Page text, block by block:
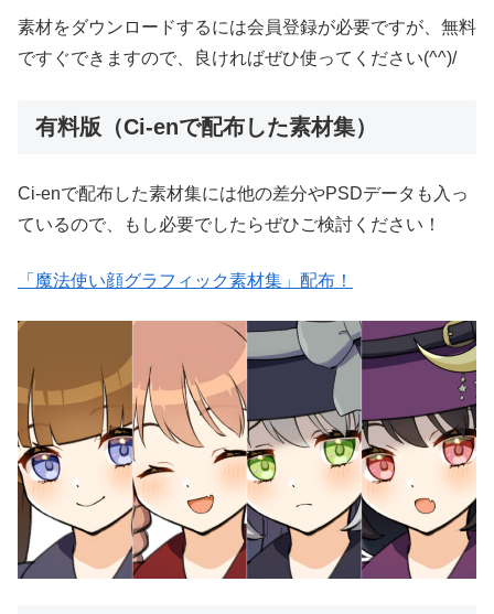
素材をダウンロードするには会員登録が必要ですが、無料
ですぐできますので、良ければぜひ使ってください(^^)/
有料版（Ci-enで配布した素材集）
Ci-enで配布した素材集には他の差分やPSDデータも入っ
ているので、もし必要でしたらぜひご検討ください！
「魔法使い顔グラフィック素材集」配布！